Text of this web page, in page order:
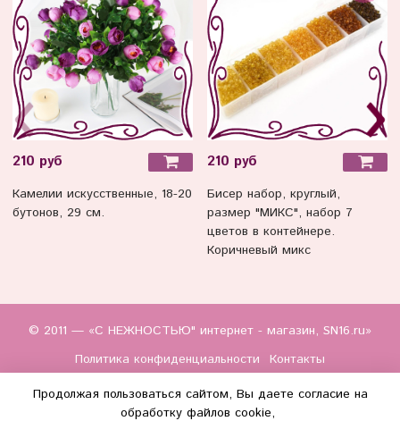
210 руб
Камелии искусственные, 18-20
бутонов, 29 см.
210 руб
Бисер набор, круглый,
размер "МИКС", набор 7
цветов в контейнере.
Коричневый микс
© 2011 — «С НЕЖНОСТЬЮ" интернет - магазин, SN16.ru»
Политика конфиденциальности
Контакты
Продолжая пользоваться сайтом, Вы даете согласие на
обработку файлов cookie,